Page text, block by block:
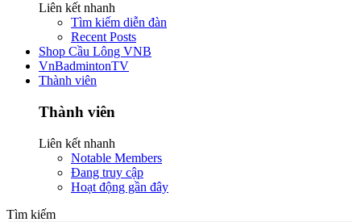
Liên kết nhanh
Tìm kiếm diễn đàn
Recent Posts
Shop Cầu Lông VNB
VnBadmintonTV
Thành viên
Thành viên
Liên kết nhanh
Notable Members
Đang truy cập
Hoạt động gần đây
Tìm kiếm